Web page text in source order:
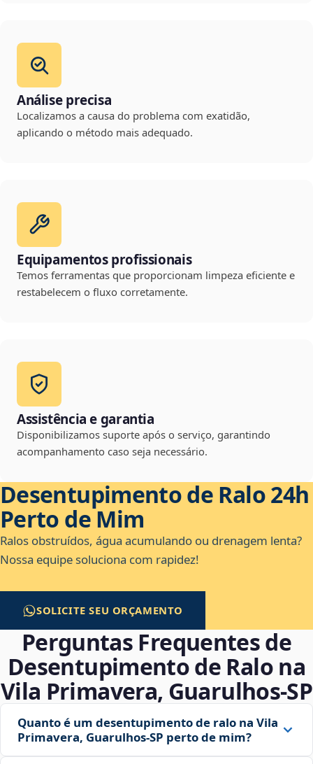
Análise precisa
Localizamos a causa do problema com exatidão,
aplicando o método mais adequado.
Equipamentos profissionais
Temos ferramentas que proporcionam limpeza eficiente e
restabelecem o fluxo corretamente.
Assistência e garantia
Disponibilizamos suporte após o serviço, garantindo
acompanhamento caso seja necessário.
Desentupimento de Ralo 24h
Perto de Mim
Ralos obstruídos, água acumulando ou drenagem lenta?
Nossa equipe soluciona com rapidez!
SOLICITE SEU ORÇAMENTO
Perguntas Frequentes de
Desentupimento de Ralo na
Vila Primavera, Guarulhos‑SP
Quanto é um desentupimento de ralo na Vila
Primavera, Guarulhos‑SP perto de mim?